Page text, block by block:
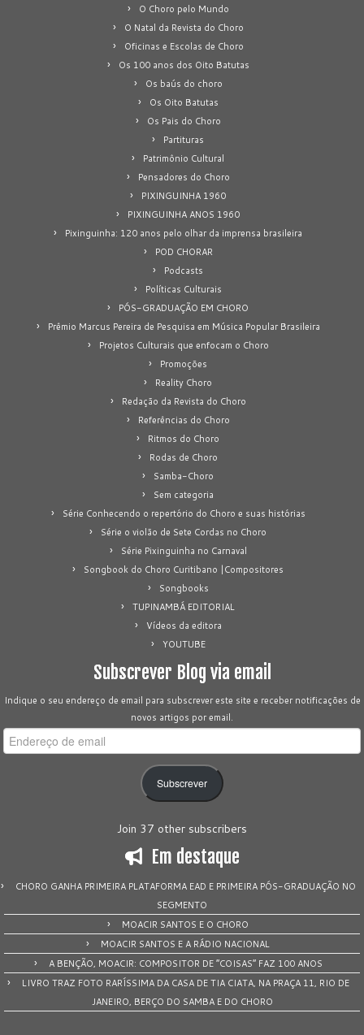
O Choro pelo Mundo
O Natal da Revista do Choro
Oficinas e Escolas de Choro
Os 100 anos dos Oito Batutas
Os baús do choro
Os Oito Batutas
Os Pais do Choro
Partituras
Patrimônio Cultural
Pensadores do Choro
PIXINGUINHA 1960
PIXINGUINHA ANOS 1960
Pixinguinha: 120 anos pelo olhar da imprensa brasileira
POD CHORAR
Podcasts
Políticas Culturais
PÓS-GRADUAÇÃO EM CHORO
Prêmio Marcus Pereira de Pesquisa em Música Popular Brasileira
Projetos Culturais que enfocam o Choro
Promoções
Reality Choro
Redação da Revista do Choro
Referências do Choro
Ritmos do Choro
Rodas de Choro
Samba-Choro
Sem categoria
Série Conhecendo o repertório do Choro e suas histórias
Série o violão de Sete Cordas no Choro
Série Pixinguinha no Carnaval
Songbook do Choro Curitibano |Compositores
Songbooks
TUPINAMBÁ EDITORIAL
Vídeos da editora
YOUTUBE
Subscrever Blog via email
Indique o seu endereço de email para subscrever este site e receber notificações de
novos artigos por email.
Endereço
de
Subscrever
Join 37 other subscribers
Em destaque
CHORO GANHA PRIMEIRA PLATAFORMA EAD E PRIMEIRA PÓS-GRADUAÇÃO NO
SEGMENTO
MOACIR SANTOS E O CHORO
MOACIR SANTOS E A RÁDIO NACIONAL
A BENÇÃO, MOACIR: COMPOSITOR DE “COISAS” FAZ 100 ANOS
LIVRO TRAZ FOTO RARÍSSIMA DA CASA DE TIA CIATA, NA PRAÇA 11, RIO DE
JANEIRO, BERÇO DO SAMBA E DO CHORO